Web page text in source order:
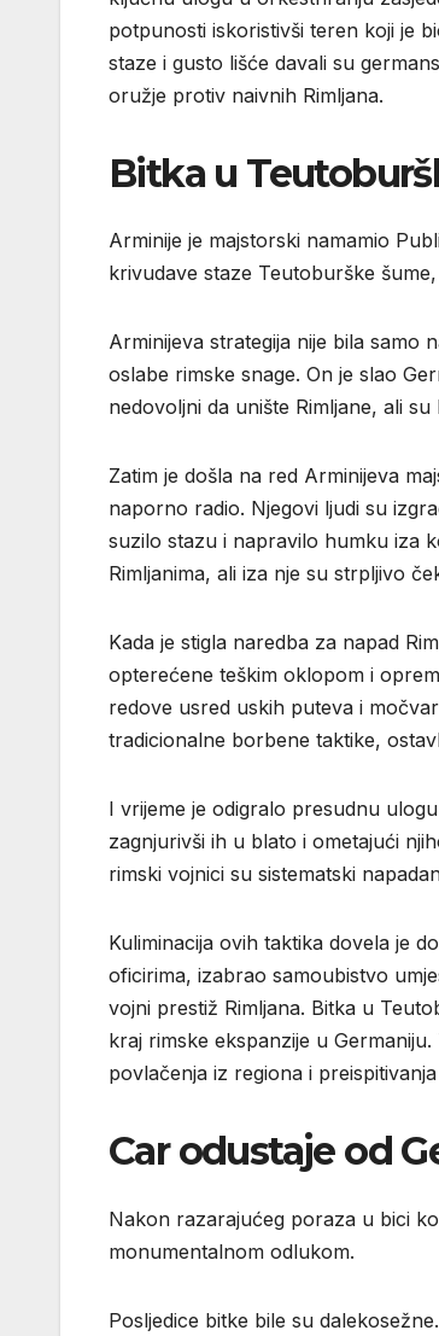
potpunosti iskoristivši teren koji je
staze i gusto lišće davali su
oružje protiv naivnih Rimljana.
Bitka u
Arminije je majstorski namamio
krivudave staze Teutoburške
Arminijeva strategija nije bila samo
oslabe rimske snage. On je slao
nedovoljni da unište Rimljane, ali
Zatim je došla na red Arminijeva
naporno radio. Njegovi ljudi su
suzilo stazu i napravilo humku iza
Rimljanima, ali iza nje su strpljivo
Kada je stigla naredba za napad
opterećene teškim oklopom i
redove usred uskih puteva i
tradicionalne borbene taktike,
I vrijeme je odigralo presudnu
zagnjurivši ih u blato i ometajući
rimski vojnici su sistematski
Kuliminacija ovih taktika dovela je
oficirima, izabrao samoubistvo
vojni prestiž Rimljana. Bitka u
kraj rimske ekspanzije u
povlačenja iz regiona i
Car odustaje od
Nakon razarajućeg poraza u bici
monumentalnom odlukom.
Posljedice bitke bile su